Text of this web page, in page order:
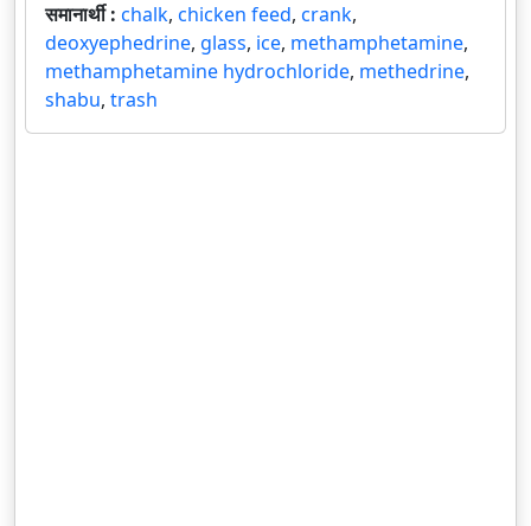
समानार्थी : chalk, chicken feed, crank,
deoxyephedrine, glass, ice, methamphetamine,
methamphetamine hydrochloride, methedrine,
shabu, trash